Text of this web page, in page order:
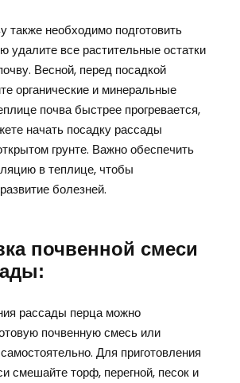
также необходимо подготовить
удалите все растительные остатки
Весной, перед посадкой
органические и минеральные
почва быстрее прогревается,
начать посадку рассады
грунте. Важно обеспечить
в теплице, чтобы
болезней.
почвенной смеси
рассады перца можно
почвенную смесь или
Для приготовления
смешайте торф, перегной, песок и